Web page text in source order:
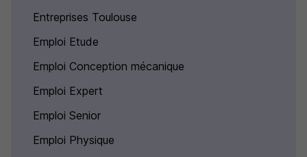
Entreprises Toulouse
Emploi Etude
Emploi Conception mécanique
Emploi Expert
Emploi Senior
Emploi Physique